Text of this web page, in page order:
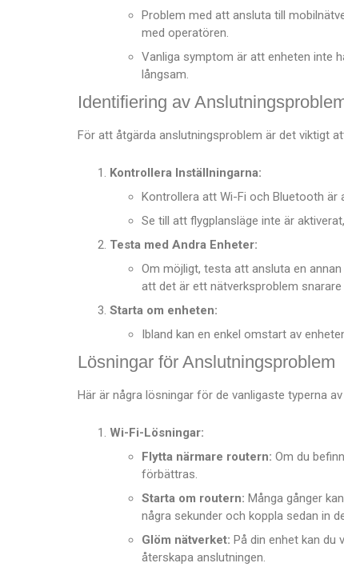
Problem med att ansluta till
med operatören.
Vanliga symptom är att enheten inte
långsam.
Identifiering av
För att åtgärda anslutningsproblem är det viktigt
Kontrollera Inställningarna:
Kontrollera att Wi-Fi och Bluetooth är
Se till att flygplansläge inte är
Testa med Andra Enheter:
Om möjligt, testa att ansluta en
att det är ett nätverksproblem
Starta om enheten:
Ibland kan en enkel omstart av
Lösningar för Anslutningsproblem
Här är några lösningar för de vanligaste typerna
Wi-Fi-Lösningar:
Flytta närmare routern: Om du
förbättras.
Starta om routern: Många gånger
några sekunder och koppla sedan in
Glöm nätverket: På din enhet kan du
återskapa anslutningen.